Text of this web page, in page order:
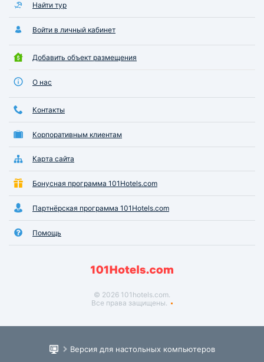
Найти тур
Войти в личный кабинет
Добавить объект размещения
О нас
Контакты
Корпоративным клиентам
Карта сайта
Бонусная программа 101Hotels.com
Партнёрская программа 101Hotels.com
Помощь
© 2026 101hotels.com.
Все права защищены.
Версия для настольных компьютеров